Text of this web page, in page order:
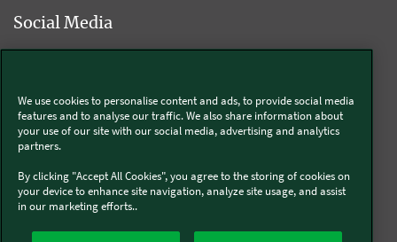
Social Media
Thermomix®
We use cookies to personalise content and ads, to provide social media
features and to analyse our traffic. We also share information about
your use of our site with our social media, advertising and analytics
partners.
By clicking "Accept All Cookies", you agree to the storing of cookies on
your device to enhance site navigation, analyze site usage, and assist
in our marketing efforts..